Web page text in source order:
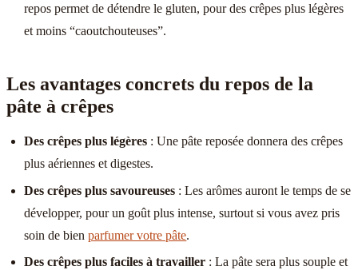
repos permet de détendre le gluten, pour des crêpes plus légères
et moins “caoutchouteuses”.
Les avantages concrets du repos de la
pâte à crêpes
Des crêpes plus légères : Une pâte reposée donnera des crêpes
plus aériennes et digestes.
Des crêpes plus savoureuses : Les arômes auront le temps de se
développer, pour un goût plus intense, surtout si vous avez pris
soin de bienparfumer votre pâte.
Des crêpes plus faciles à travailler : La pâte sera plus souple et